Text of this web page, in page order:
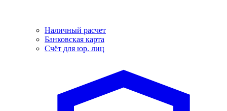
Наличный расчет
Банковская карта
Счёт для юр. лиц